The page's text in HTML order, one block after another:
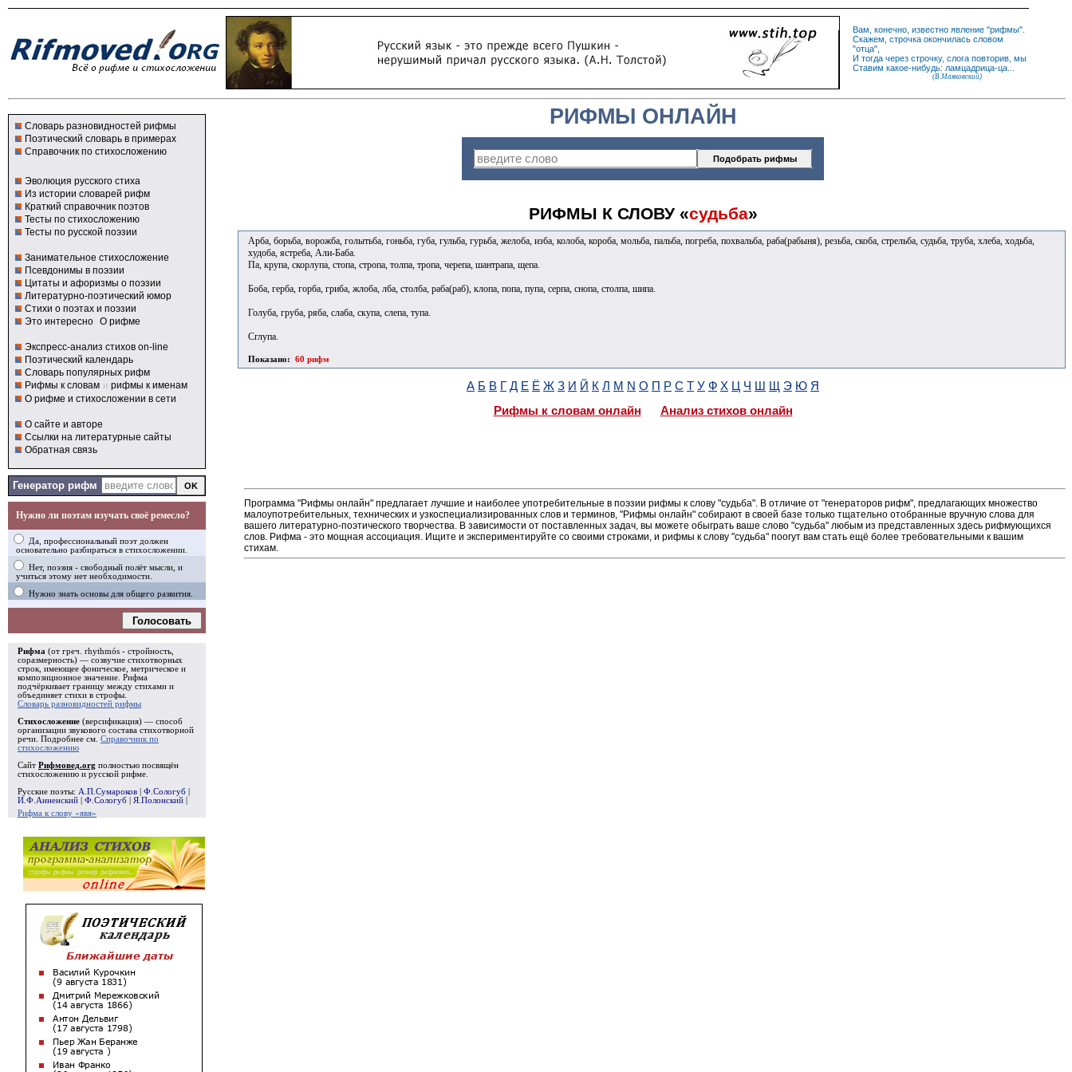
Вам, конечно, известно явление "рифмы".
Скажем, строчка окончилась словом
"отца",
И тогда через строчку, слога повторив, мы
Ставим какое-нибудь: ламцадрица-ца...
(В.Маяковский)
Словарь разновидностей рифмы
Поэтический словарь в примерах
Справочник по стихосложению
Эволюция русского стиха
Из истории словарей рифм
Краткий справочник поэтов
Тесты по стихосложению
Тесты по русской поэзии
Занимательное стихосложение
Псевдонимы в поэзии
Цитаты и афоризмы о поэзии
Литературно-поэтический юмор
Стихи о поэтах и поэзии
Это интересно О рифме
Экспресс-анализ стихов on-line
Поэтический календарь
Словарь популярных рифм
Рифмы к словам и рифмы к именам
О рифме и стихосложении в сети
О сайте и авторе
Ссылки на литературные сайты
Обратная связь
Генератор рифм
Нужно ли поэтам изучать своё ремесло?
Да, профессиональный поэт должен
основательно разбираться в стихосложении.
Нет, поэзия - свободный полёт мысли, и
учиться этому нет необходимости.
Нужно знать основы для общего развития.
Голосовать
Рифма (от греч. rhythmós - стройность,
соразмерность) — созвучие стихотворных
строк, имеющее фоническое, метрическое и
композиционное значение. Рифма
подчёркивает границу между стихами и
объединяет стихи в строфы
Словарь разновидностей рифмы
Стихосложение (версификация) — способ
организации звукового состава стихотворной
речи. Подробнее см. Справочник по
стихосложению
Сайт Рифмовед.org полностью посвящён
стихосложению и русской рифме.
Русские поэты: А.П.Сумароков Ф.Сологуб
И.Ф.Анненский
Ф.Сологуб Я.Полонский
Рифма к слову «явя»
РИФМЫ ОНЛАЙН
РИФМЫ К СЛОВУ «судьба»
Арба, борьба, ворожба, голытьба, гоньба, губа, гульба, гурьба, желоба, изба, колоба, короба, мольба, пальба, погреба, похвальба, раба(рабыня), резьба, скоба, стрельба, судьба, труба, хлеба, ходьба,
худоба, ястреба, Али-Баба.
Па, крупа, скорлупа, стопа, стропа, толпа, тропа, черепа, шантрапа, щепа.
Боба, герба, горба, гриба, жлоба, лба, столба, раба(раб), клопа, попа, пупа, серпа, снопа, столпа, шипа.
Голуба, груба, ряба, слаба, скупа, слепа, тупа.
Сглупа.
Показано: 60 рифм
А Б В Г Д Е Ё Ж З И Й К Л М N О П Р С Т У Ф Х Ц Ч Ш Щ Э Ю Я
Рифмы к словам онлайн
Анализ стихов онлайн
Программа "Рифмы онлайн" предлагает лучшие и наиболее употребительные в поэзии рифмы к слову "судьба". В отличие от "генераторов рифм", предлагающих множество
малоупотребительных, технических и узкоспециализированных слов и терминов, "Рифмы онлайн" собирают в своей базе только тщательно отобранные вручную слова для
вашего литературно-поэтического творчества. В зависимости от поставленных задач, вы можете обыграть ваше слово "судьба" любым из представленных здесь рифмующихся
слов. Рифма - это мощная ассоциация. Ищите и экспериментируйте со своими строками, и рифмы к слову "судьба" поогут вам стать ещё более требовательными к вашим
стихам.